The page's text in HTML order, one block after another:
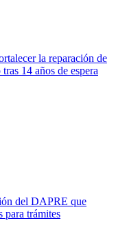
la reparación de
14 años de espera
del DAPRE que
para trámites